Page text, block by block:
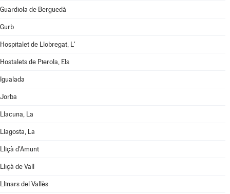
Guardiola de Berguedà
Gurb
Hospitalet de Llobregat, L'
Hostalets de Pierola, Els
Igualada
Jorba
Llacuna, La
Llagosta, La
Lliçà d'Amunt
Lliçà de Vall
Llinars del Vallès